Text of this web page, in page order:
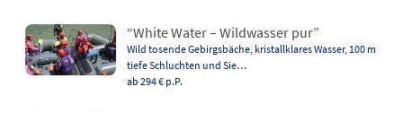
“White Water – Wildwasser pur”
Wild tosende Gebirgsbäche, kristallklares Wasser, 100 m
tiefe Schluchten und Sie…
ab 294 € p.P.